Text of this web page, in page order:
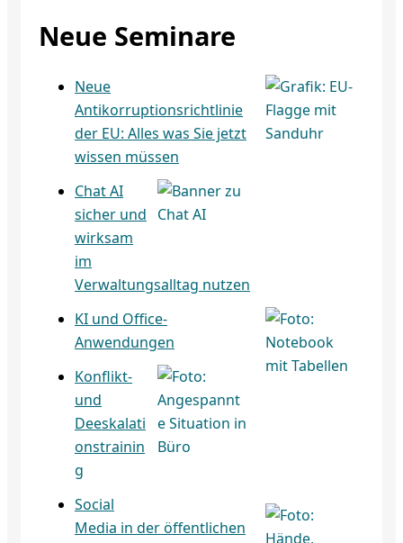
Neue Seminare
Neue
Antikorruptionsrichtlinie
der EU: Alles was Sie jetzt
wissen müssen
Chat AI
sicher und
wirksam
im
Verwaltungsalltag nutzen
KI und Office-
Anwendungen
Konflikt-
und
Deeskalati
onstrainin
g
Social
Media in der öffentlichen